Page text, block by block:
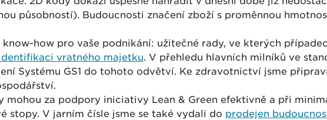
působností). Budoucnosti značení zboží s proměnnou
how pro vaše podnikání: užitečné rady, ve kterých
vratného majetku. V přehledu hlavních milníků ve
Systému GS1 do tohoto odvětví. Ke zdravotnictví jsme
mohou za podpory iniciativy Lean & Green efektivně a při
stopy. V jarním čísle jsme se také vydali do prodejen